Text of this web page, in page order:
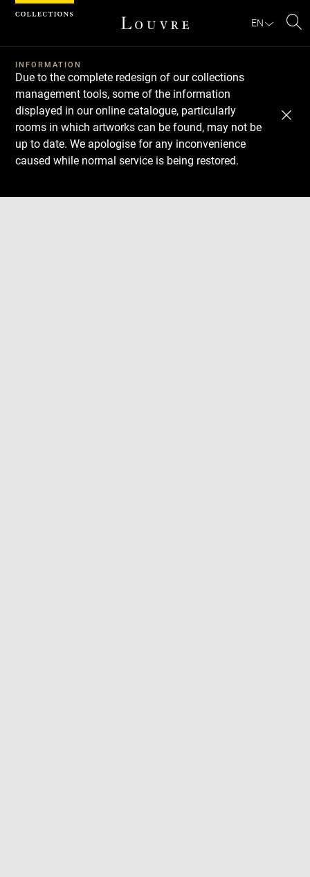
EN
INFORMATION
Due to the complete redesign of our collections
management tools, some of the information
displayed in our online catalogue, particularly
rooms in which artworks can be found, may not be
up to date. We apologise for any inconvenience
caused while normal service is being restored.
Download
Next
Previous
Cookies management panel